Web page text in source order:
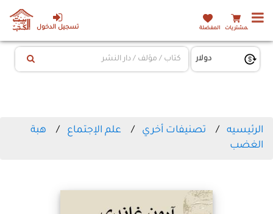
تسجيل الدخول المشتريات المفضلة
الرئيسيه تصنيفات أخري علم الإجتماع
هبة
الغضب